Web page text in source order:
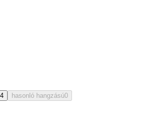
4 hasonló hangzású0